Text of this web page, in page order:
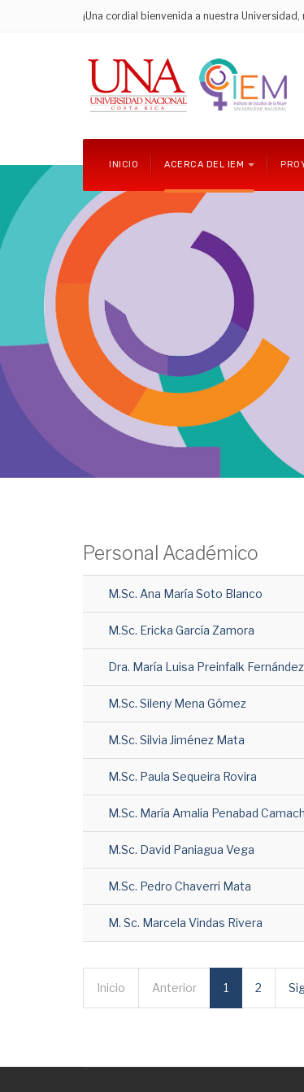
¡Una cordial bienvenida a nuestra
INICIO ACERCA DEL IEM
Personal Académico
M.Sc. Ana María Soto Blanco
M.Sc. Ericka García Zamora
Dra. María Luisa Preinfalk Fernández
M.Sc. Sileny Mena Gómez
M.Sc. Silvia Jiménez Mata
M.Sc. Paula Sequeira Rovira
M.Sc. María Amalia Penabad
M.Sc. David Paniagua Vega
M.Sc. Pedro Chaverri Mata
M. Sc. Marcela Vindas Rivera
Inicio Anterior 1 2